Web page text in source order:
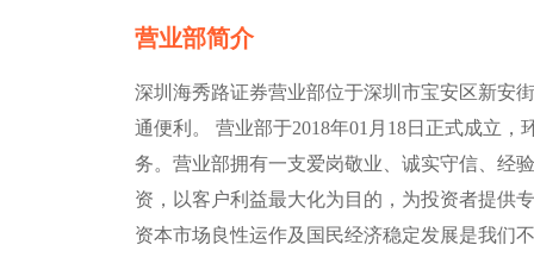
营业部简介
深圳海秀路证券营业部位于深圳市宝安区新安
通便利。 营业部于2018年01月18日正式成立
务。营业部拥有一支爱岗敬业、诚实守信、经
资，以客户利益最大化为目的，为投资者提供
资本市场良性运作及国民经济稳定发展是我们